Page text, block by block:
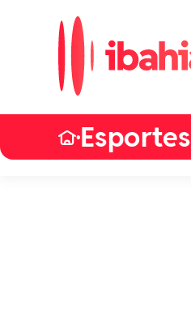
•Esportes